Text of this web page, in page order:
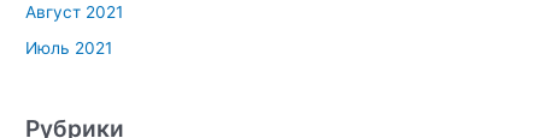
Август 2021
Июль 2021
Рубрики